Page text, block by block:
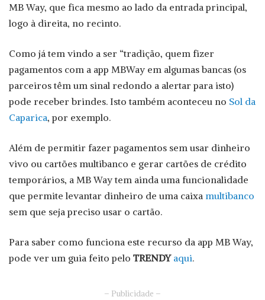
MB Way, que fica mesmo ao lado da entrada principal,
logo à direita, no recinto.
Como já tem vindo a ser “tradição, quem fizer
pagamentos com a app MBWay em algumas bancas (os
parceiros têm um sinal redondo a alertar para isto)
pode receber brindes. Isto também aconteceu no Sol da
Caparica, por exemplo.
Além de permitir fazer pagamentos sem usar dinheiro
vivo ou cartões multibanco e gerar cartões de crédito
temporários, a MB Way tem ainda uma funcionalidade
que permite levantar dinheiro de uma caixa multibanco
sem que seja preciso usar o cartão.
Para saber como funciona este recurso da app MB Way,
pode ver um guia feito pelo TRENDY aqui.
– Publicidade –